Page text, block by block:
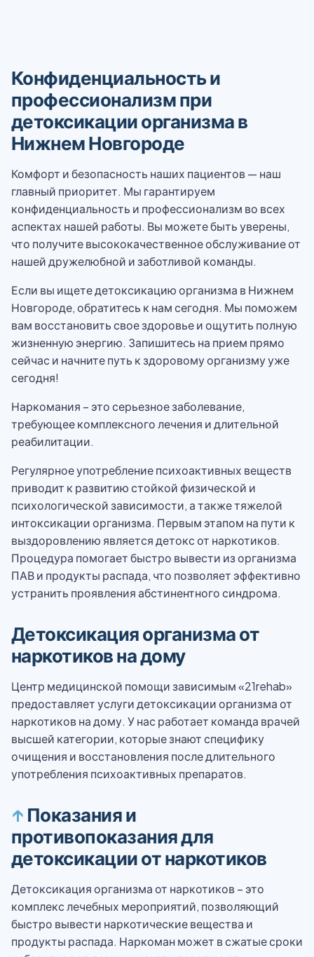
Конфиденциальность и
профессионализм при
детоксикации организма в
Нижнем Новгороде
Комфорт и безопасность наших пациентов — наш
главный приоритет. Мы гарантируем
конфиденциальность и профессионализм во всех
аспектах нашей работы. Вы можете быть уверены,
что получите высококачественное обслуживание от
нашей дружелюбной и заботливой команды.
Если вы ищете детоксикацию организма в Нижнем
Новгороде, обратитесь к нам сегодня. Мы поможем
вам восстановить свое здоровье и ощутить полную
жизненную энергию. Запишитесь на прием прямо
сейчас и начните путь к здоровому организму уже
сегодня!
Наркомания – это серьезное заболевание,
требующее комплексного лечения и длительной
реабилитации.
Регулярное употребление психоактивных веществ
приводит к развитию стойкой физической и
психологической зависимости, а также тяжелой
интоксикации организма. Первым этапом на пути к
выздоровлению является детокс от наркотиков.
Процедура помогает быстро вывести из организма
ПАВ и продукты распада, что позволяет эффективно
устранить проявления абстинентного синдрома.
Детоксикация организма от
наркотиков на дому
Центр медицинской помощи зависимым «21rehab»
предоставляет услуги детоксикации организма от
наркотиков на дому. У нас работает команда врачей
высшей категории, которые знают специфику
очищения и восстановления после длительного
употребления психоактивных препаратов.
↑ Показания и
противопоказания для
детоксикации от наркотиков
Детоксикация организма от наркотиков – это
комплекс лечебных мероприятий, позволяющий
быстро вывести наркотические вещества и
продукты распада. Наркоман может в сжатые сроки